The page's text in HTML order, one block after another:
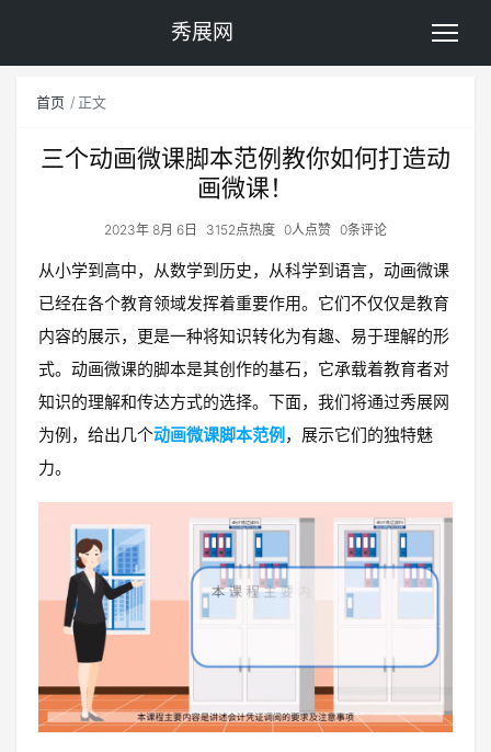
秀展网
首页 正文
三个动画微课脚本范例教你如何打造动
画微课！
2023年 8月 6日 3152点热度 0人点赞 0条评论
从小学到高中，从数学到历史，从科学到语言，动画微课
已经在各个教育领域发挥着重要作用。它们不仅仅是教育
内容的展示，更是一种将知识转化为有趣、易于理解的形
式。动画微课的脚本是其创作的基石，它承载着教育者对
知识的理解和传达方式的选择。下面，我们将通过秀展网
为例，给出几个动画微课脚本范例 ，展示它们的独特魅
力。